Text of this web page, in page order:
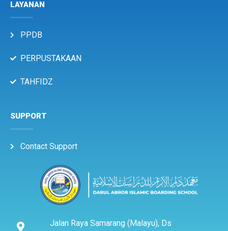
LAYANAN
PPDB
PERPUSTAKAAN
TAHFIDZ
SUPPORT
Contact Support
Jalan Raya Samarang (Malayu), Ds